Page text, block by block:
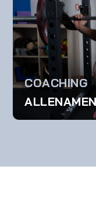
COACHING